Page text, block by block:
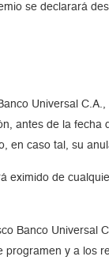
se declarará
Universal C.A.,
antes de la fecha
en caso tal, su
eximido de
Banco Universal
programen y a los